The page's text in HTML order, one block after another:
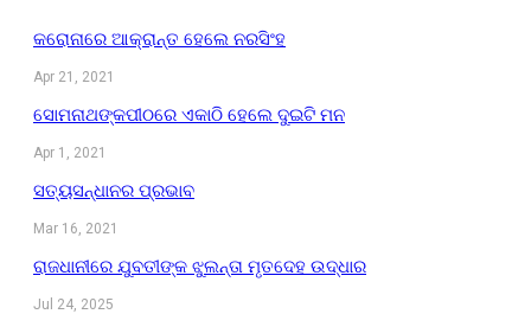
କରୋନାରେ ଆକ୍ରାନ୍ତ ହେଲେ ନରସିଂହ
Apr 21, 2021
ସୋମନାଥଙ୍କପୀଠରେ ଏକାଠି ହେଲେ ଦୁଇଟି ମନ
Apr 1, 2021
ସତ୍ୟସନ୍ଧାନର ପ୍ରଭାବ
Mar 16, 2021
ରାଜଧାନୀରେ ଯୁବତୀଙ୍କ ଝୁଲନ୍ତା ମୃତଦେହ ଉଦ୍ଧାର
Jul 24, 2025